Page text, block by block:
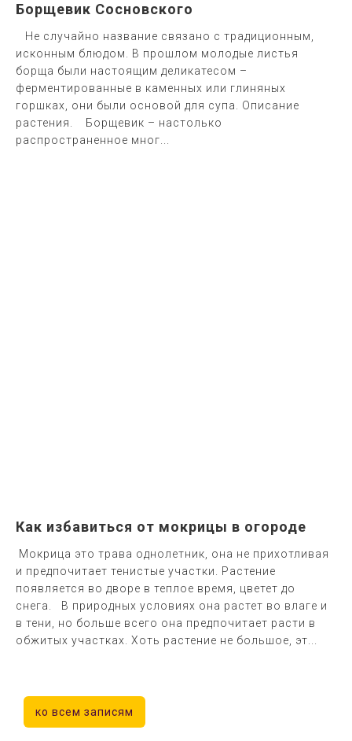
Борщевик Сосновского
Не случайно название связано с традиционным,
исконным блюдом. В прошлом молодые листья
борща были настоящим деликатесом –
ферментированные в каменных или глиняных
горшках, они были основой для супа. Описание
растения. Борщевик – настолько
распространенное мног...
Как избавиться от мокрицы в огороде
Мокрица это трава однолетник, она не прихотливая
и предпочитает тенистые участки. Растение
появляется во дворе в теплое время, цветет до
снега. В природных условиях она растет во влаге и
в тени, но больше всего она предпочитает расти в
обжитых участках. Хоть растение не большое, эт...
ко всем записям